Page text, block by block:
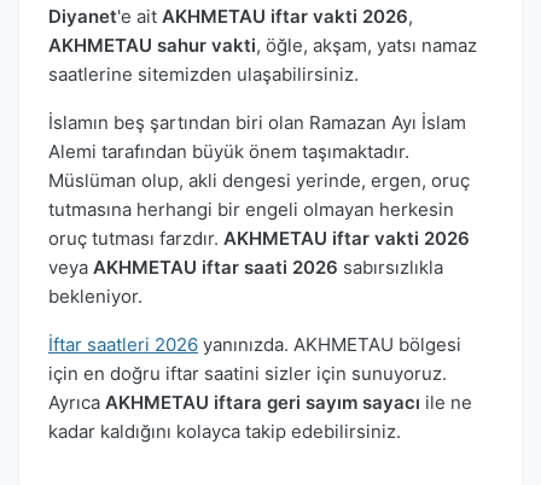
Diyanet'e ait AKHMETAU iftar vakti 2026,
AKHMETAU sahur vakti, öğle, akşam, yatsı namaz
saatlerine sitemizden ulaşabilirsiniz.
İslamın beş şartından biri olan Ramazan Ayı İslam
Alemi tarafından büyük önem taşımaktadır.
Müslüman olup, akli dengesi yerinde, ergen, oruç
tutmasına herhangi bir engeli olmayan herkesin
oruç tutması farzdır. AKHMETAU iftar vakti 2026
veya AKHMETAU iftar saati 2026 sabırsızlıkla
bekleniyor.
İftar saatleri 2026 yanınızda. AKHMETAU bölgesi
için en doğru iftar saatini sizler için sunuyoruz.
Ayrıca AKHMETAU iftara geri sayım sayacı ile ne
kadar kaldığını kolayca takip edebilirsiniz.